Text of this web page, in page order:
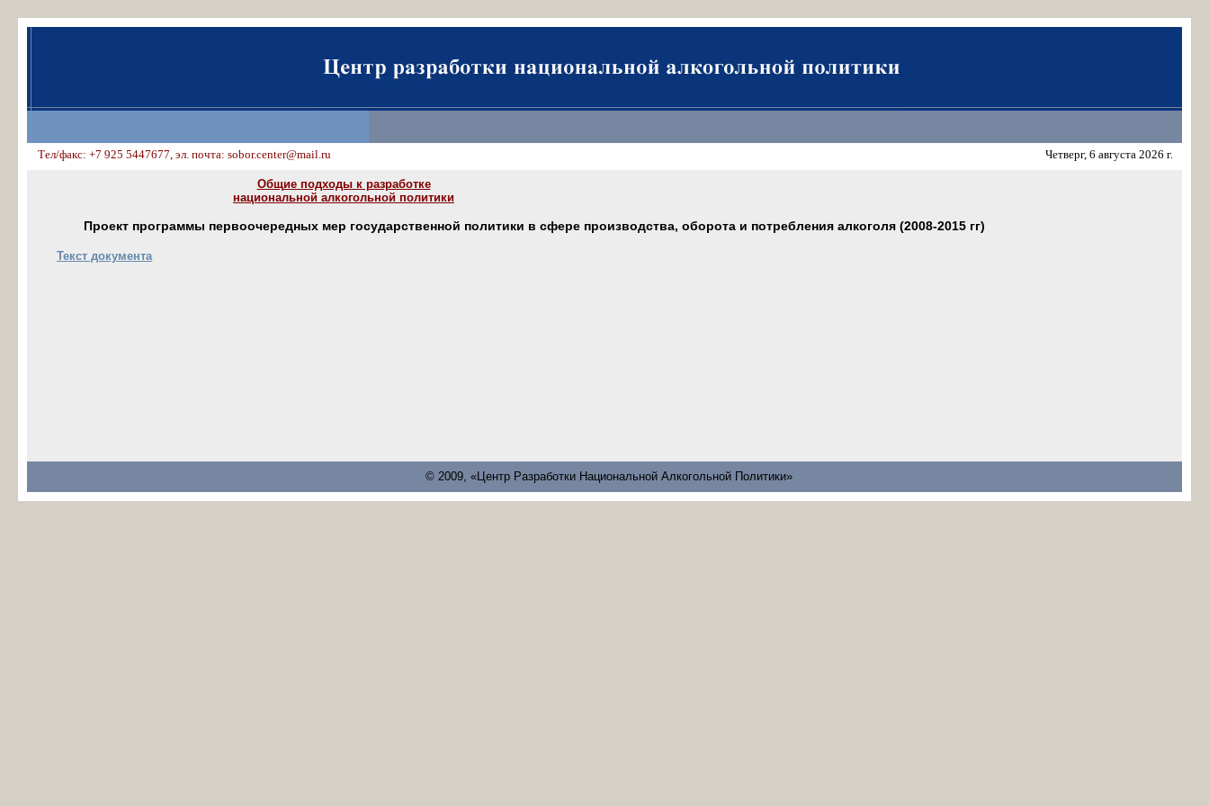
Тел/факс: +7 925 5447677, эл. почта: sobor.center@mail.ru Четверг, 6 августа 2026 г.
Общие подходы к разработке
национальной алкогольной политики
Проект программы первоочередных мер государственной политики в сфере производства, оборота и потребления алкоголя (2008-2015 гг)
Текст документа
© 2009, «Центр Разработки Национальной Алкогольной Политики»